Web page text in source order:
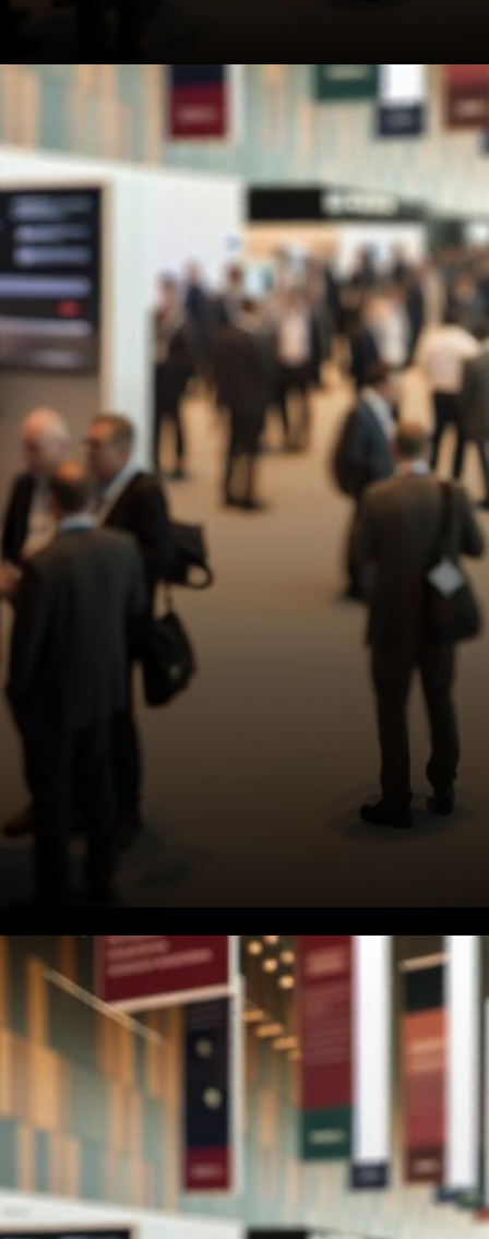
Comment fonctionnent les
fausses applications